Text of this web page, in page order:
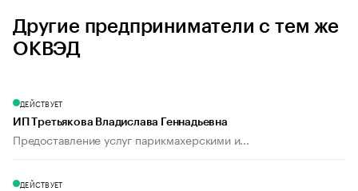
Другие предприниматели с тем же
ОКВЭД
ДЕЙСТВУЕТ
ИП Третьякова Владислава Геннадьевна
Предоставление услуг парикмахерскими и...
ДЕЙСТВУЕТ